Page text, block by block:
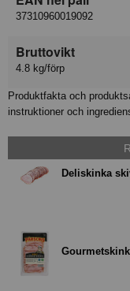
37310960019092
Bruttovikt
4.8 kg/förp
Produktfakta och
instruktioner och
Deliskinka